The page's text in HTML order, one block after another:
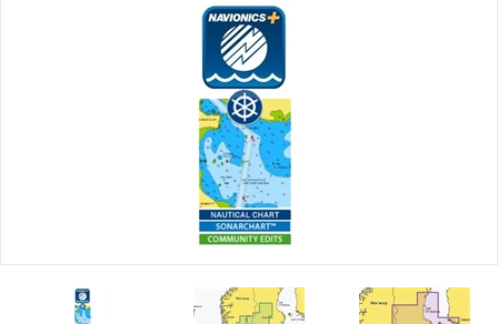
Summa 0 kr
TILL KASSAN
Biltillbehör och reservdelar - BDS
Tohatsu - Utombordare